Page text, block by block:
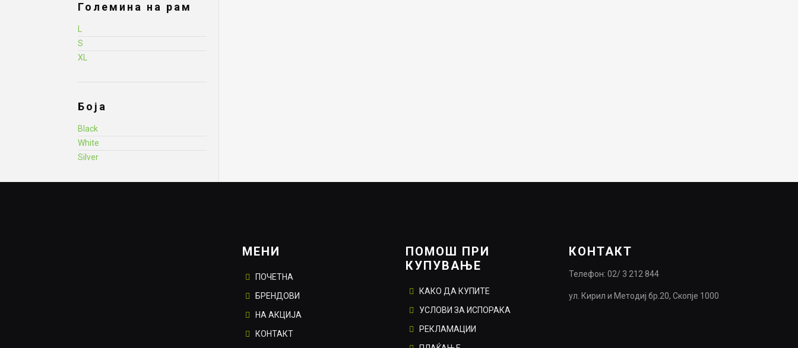
Големина на рам
S
XL
Боја
Black
White
Silver
МЕНИ
ПОЧЕТНА
БРЕНДОВИ
НА АКЦИЈА
КОНТАКТ
ПОМОШ ПРИ
КУПУВАЊЕ
КАКО ДА КУПИТЕ
УСЛОВИ ЗА ИСПОРАКА
РЕКЛАМАЦИИ
КОНТАКТ
Телефон: 02/ 3 212 844
ул. Кирил и Методиј бр.20, Скопје 1000